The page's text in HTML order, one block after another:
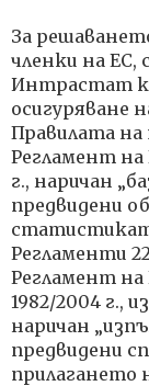
За
членки на ЕС,
Интрастат
осигуряване
Правилата
Регламент
г., наричан
предвидени
Регламенти
Регламент
1982/2004 г.,
наричан
предвидени
прилагането